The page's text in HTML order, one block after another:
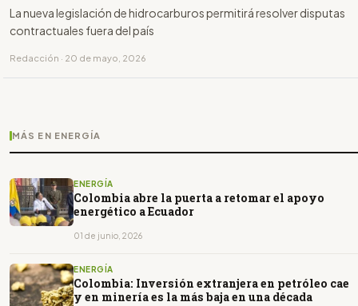
La nueva legislación de hidrocarburos permitirá resolver disputas
contractuales fuera del país
Redacción · 20 de mayo, 2026
MÁS EN ENERGÍA
ENERGÍA
Colombia abre la puerta a retomar el apoyo
energético a Ecuador
01 de junio, 2026
ENERGÍA
Colombia: Inversión extranjera en petróleo cae
y en minería es la más baja en una década